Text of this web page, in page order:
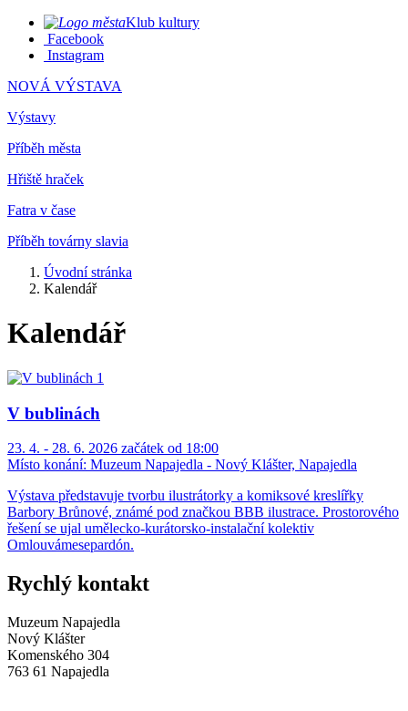
Klub kultury
Facebook
Instagram
NOVÁ VÝSTAVA
Výstavy
Příběh města
Hřiště hraček
Fatra v čase
Příběh továrny slavia
Úvodní stránka
Kalendář
Kalendář
V bublinách
23. 4. - 28. 6. 2026 začátek od 18:00
Místo konání: Muzeum Napajedla - Nový Klášter, Napajedla
Výstava představuje tvorbu ilustrátorky a komiksové kreslířky
Barbory Brůnové, známé pod značkou BBB ilustrace. Prostorového
řešení se ujal umělecko-kurátorsko-instalační kolektiv
Omlouvámesepardón.
Rychlý kontakt
Muzeum Napajedla
Nový Klášter
Komenského 304
763 61 Napajedla